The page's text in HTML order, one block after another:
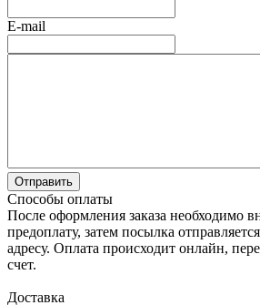
E-mail
Способы оплаты
После оформления заказа необходимо
предоплату, затем посылка
адресу. Оплата происходит онлайн,
счет.
Доставка